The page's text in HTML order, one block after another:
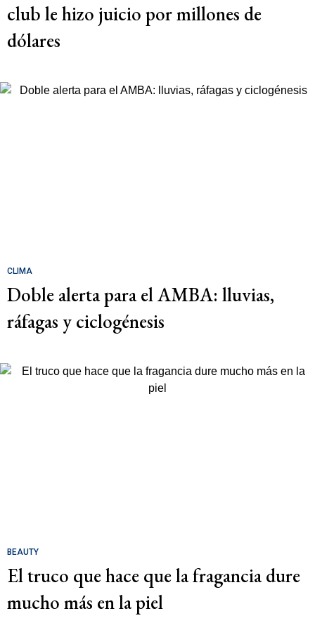
club le hizo juicio por millones de
dólares
CLIMA
Doble alerta para el AMBA: lluvias,
ráfagas y ciclogénesis
BEAUTY
El truco que hace que la fragancia dure
mucho más en la piel